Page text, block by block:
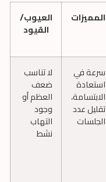
المميزات العيوب/
القيود
سرعة في
استعادة
الابتسامة،
تقليل عدد
الجلسات
لا تناسب
ضعف
العظم أو
وجود
التهاب
نشط